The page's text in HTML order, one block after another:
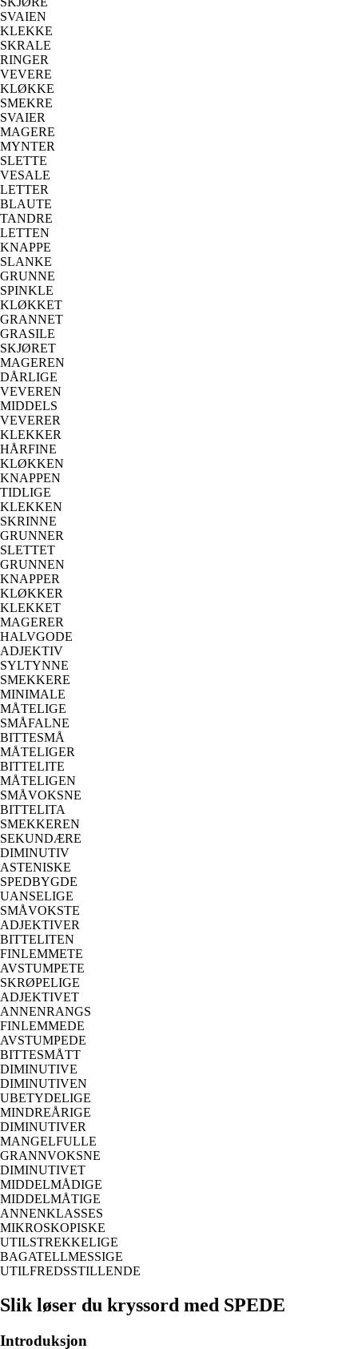
SVAIEN
KLEKKE
SKRALE
RINGER
VEVERE
KLØKKE
SMEKRE
SVAIER
MAGERE
MYNTER
SLETTE
VESALE
LETTER
BLAUTE
TANDRE
LETTEN
KNAPPE
SLANKE
GRUNNE
SPINKLE
KLØKKET
GRANNET
GRASILE
SKJØRET
MAGEREN
DÅRLIGE
VEVEREN
MIDDELS
VEVERER
KLEKKER
HÅRFINE
KLØKKEN
KNAPPEN
TIDLIGE
KLEKKEN
SKRINNE
GRUNNER
SLETTET
GRUNNEN
KNAPPER
KLØKKER
KLEKKET
MAGERER
HALVGODE
ADJEKTIV
SYLTYNNE
SMEKKERE
MINIMALE
MÅTELIGE
SMÅFALNE
BITTESMÅ
MÅTELIGER
BITTELITE
MÅTELIGEN
SMÅVOKSNE
BITTELITA
SMEKKEREN
SEKUNDÆRE
DIMINUTIV
ASTENISKE
SPEDBYGDE
UANSELIGE
SMÅVOKSTE
ADJEKTIVER
BITTELITEN
FINLEMMETE
AVSTUMPETE
SKRØPELIGE
ADJEKTIVET
ANNENRANGS
FINLEMMEDE
AVSTUMPEDE
BITTESMÅTT
DIMINUTIVE
DIMINUTIVEN
UBETYDELIGE
MINDREÅRIGE
DIMINUTIVER
MANGELFULLE
GRANNVOKSNE
DIMINUTIVET
MIDDELMÅDIGE
MIDDELMÅTIGE
ANNENKLASSES
MIKROSKOPISKE
UTILSTREKKELIGE
BAGATELLMESSIGE
UTILFREDSSTILLENDE
Slik løser du kryssord med SPEDE
Introduksjon